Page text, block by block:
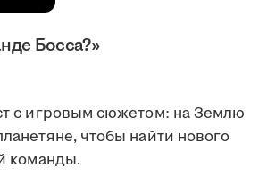
Босса?»
с игровым сюжетом: на Землю
чтобы найти нового
команды.